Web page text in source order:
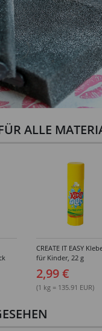
ALLE
CREATE IT EASY
für Kinder, 22 g
2,99 €
(1 kg = 135.91 EUR)